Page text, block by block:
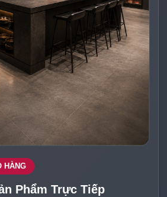
HÀNG
Phẩm Trực Tiếp